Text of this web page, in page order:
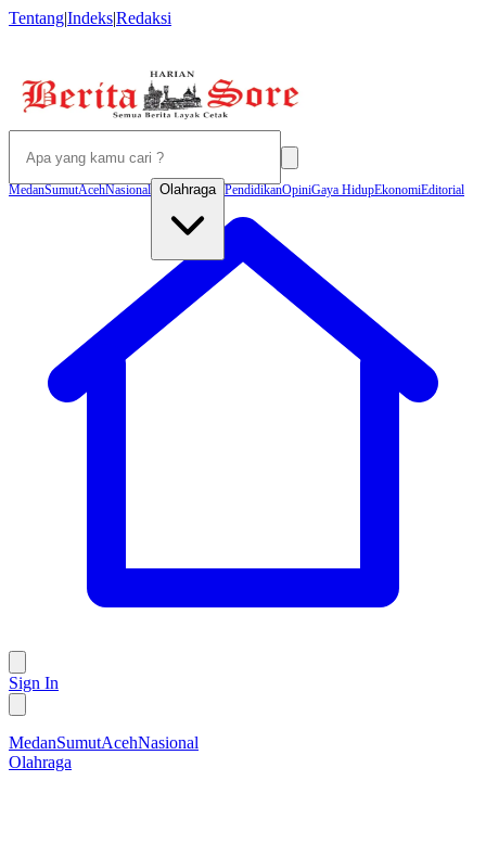
Tentang|Indeks|Redaksi
MedanSumutAcehNasional Olahraga PendidikanOpiniGaya HidupEkonomiEditorial
Sign In
MedanSumutAcehNasional
Olahraga